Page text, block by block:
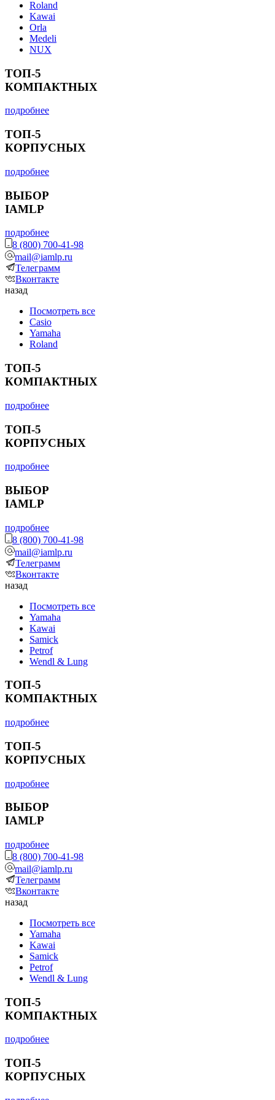
Roland
Kawai
Orla
Medeli
NUX
ТОП-5
КОМПАКТНЫХ
подробнее
ТОП-5
КОРПУСНЫХ
подробнее
ВЫБОР
IAMLP
подробнее
8 (800) 700-41-98
mail@iamlp.ru
Телеграмм
Вконтакте
назад
Посмотреть все
Casio
Yamaha
Roland
ТОП-5
КОМПАКТНЫХ
подробнее
ТОП-5
КОРПУСНЫХ
подробнее
ВЫБОР
IAMLP
подробнее
8 (800) 700-41-98
mail@iamlp.ru
Телеграмм
Вконтакте
назад
Посмотреть все
Yamaha
Kawai
Samick
Petrof
Wendl & Lung
ТОП-5
КОМПАКТНЫХ
подробнее
ТОП-5
КОРПУСНЫХ
подробнее
ВЫБОР
IAMLP
подробнее
8 (800) 700-41-98
mail@iamlp.ru
Телеграмм
Вконтакте
назад
Посмотреть все
Yamaha
Kawai
Samick
Petrof
Wendl & Lung
ТОП-5
КОМПАКТНЫХ
подробнее
ТОП-5
КОРПУСНЫХ